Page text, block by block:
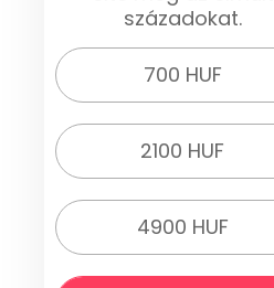
századokat.
700 HUF
2100 HUF
4900 HUF